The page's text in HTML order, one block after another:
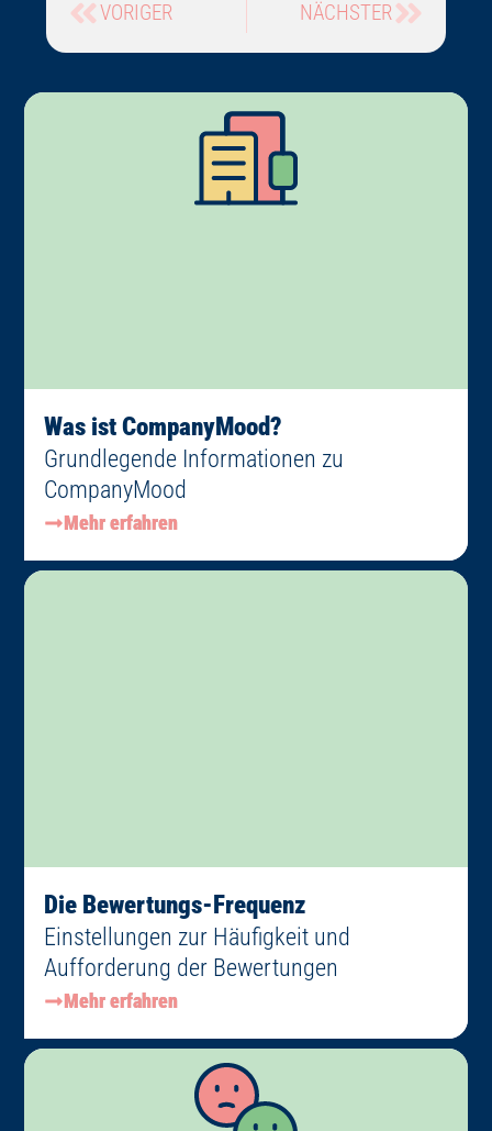
VORIGER NÄCHSTER
Was ist CompanyMood?
Grundlegende Informationen zu
CompanyMood
Mehr erfahren
Die Bewertungs-Frequenz
Einstellungen zur Häufigkeit und
Aufforderung der Bewertungen
Mehr erfahren